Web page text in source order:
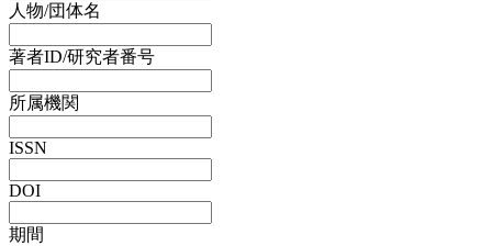
人物/団体名
著者ID/研究者番号
所属機関
ISSN
DOI
期間